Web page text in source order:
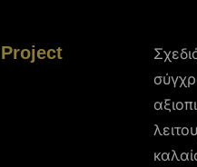
Project